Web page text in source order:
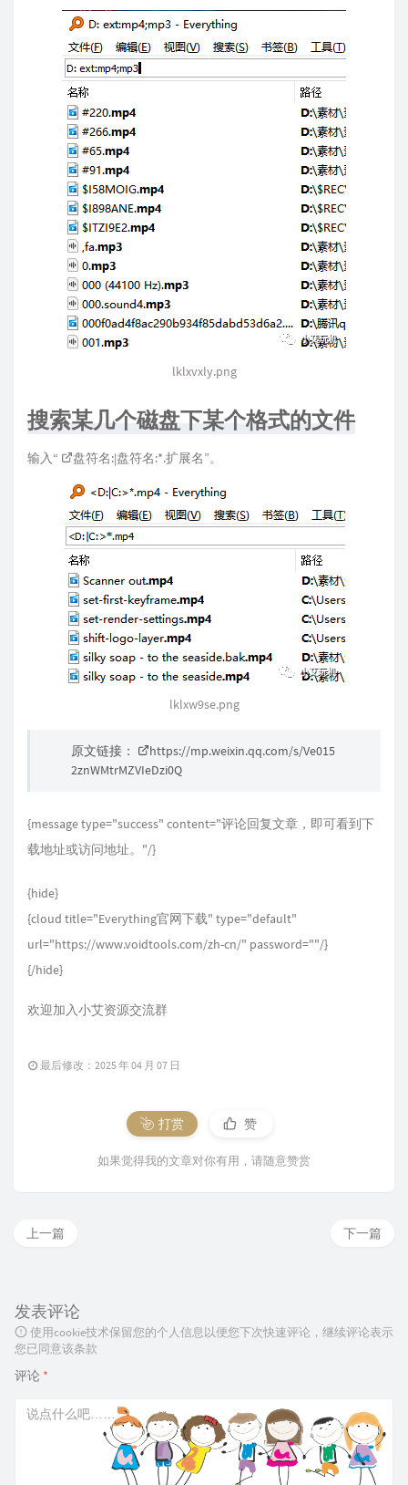
lklxvxly.png
搜索某几个磁盘下某个格式的文件
输入“ 盘符名:|盘符名:*.扩展名”。
lklxw9se.png
原文链接：
https://mp.weixin.qq.com/s/Ve015
2znWMtrMZVIeDzi0Q
{message type="success" content="评论回复文章，即可看到下
载地址或访问地址。"/}
{hide}
{cloud title="Everything官网下载" type="default"
url="https://www.voidtools.com/zh-cn/" password=""/}
{/hide}
欢迎加入小艾资源交流群
最后修改：2025 年 04 月 07 日
打赏 赞
如果觉得我的文章对你有用，请随意赞赏
下一篇
上一篇
发表评论
使用cookie技术保留您的个人信息以便您下次快速评论，继续评论表示
您已同意该条款
评论 *